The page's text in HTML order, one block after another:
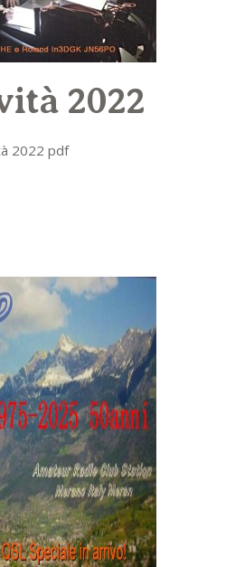
2022
2022 pdf